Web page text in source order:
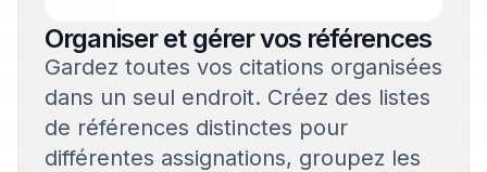
Organiser et gérer vos références
Gardez toutes vos citations organisées
dans un seul endroit. Créez des listes
de références distinctes pour
différentes assignations, groupez les